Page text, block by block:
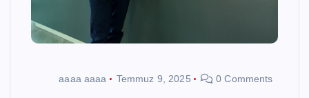
aaaa aaaa Temmuz 9, 2025 0 Comments